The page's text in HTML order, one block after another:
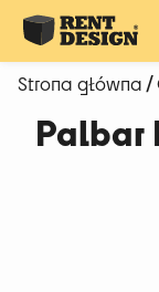
Strona główna/
Palbar